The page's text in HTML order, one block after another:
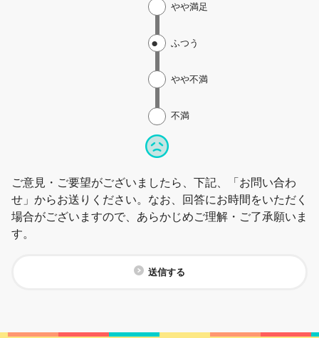
不満
やや不満
ふつう
やや満足
ご意見・ご要望がございましたら、下記、「お問い合わ
せ」からお送りください。なお、回答にお時間をいただく
場合がございますので、あらかじめご理解・ご了承願いま
す。
送信する